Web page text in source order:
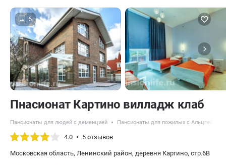
6
Пнасионат Картино вилладж клаб
Пансионаты для людей с деменцией Пансионаты для пожилых с
4.0 5 отзывов
Московская область, Ленинский район, деревня Картино, стр.6В